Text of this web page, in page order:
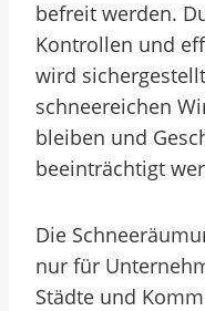
befreit werden.
Kontrollen und
wird
schneereichen
bleiben und
beeinträchtigt
Die
nur für
Städte und